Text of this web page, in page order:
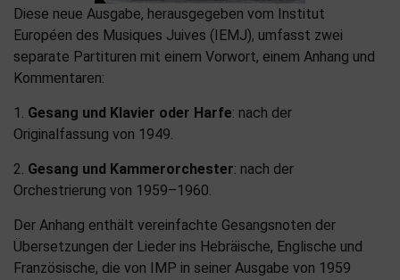
Diese neue Ausgabe, herausgegeben vom Institut
Européen des Musiques Juives (IEMJ), umfasst zwei
separate Partituren mit einem Vorwort, einem Anhang und
Kommentaren:
1. Gesang und Klavier oder Harfe: nach der
Originalfassung von 1949.
2. Gesang und Kammerorchester: nach der
Orchestrierung von 1959–1960.
Der Anhang enthält vereinfachte Gesangsnoten der
Übersetzungen der Lieder ins Hebräische, Englische und
Französische, die von IMP in seiner Ausgabe von 1959